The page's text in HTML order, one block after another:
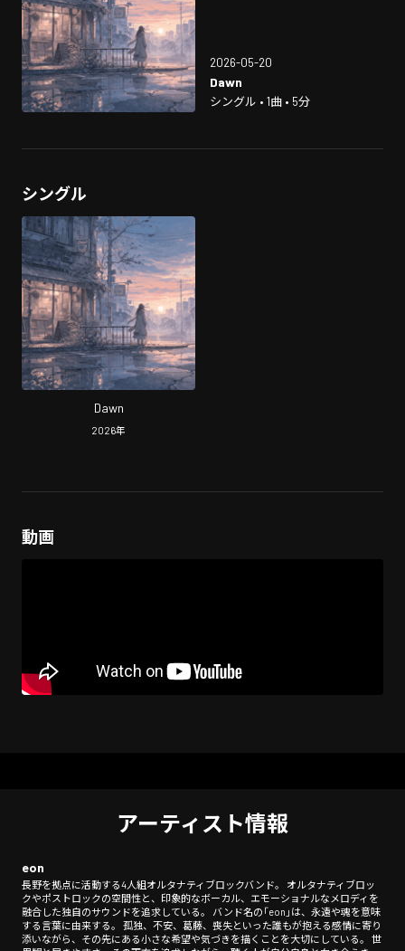
2026-05-20
Dawn
シングル • 1曲 • 5分
シングル
Dawn
2026年
動画
アーティスト情報
eon
長野を拠点に活動する4人組オルタナティブロックバンド。 オルタナティブロッ
クやポストロックの空間性と、印象的なボーカル、エモーショナルなメロディを
融合した独自のサウンドを追求している。 バンド名の「eon」は、永遠や魂を意味
する言葉に由来する。 孤独、不安、葛藤、喪失といった誰もが抱える感情に寄り
添いながら、その先にある小さな希望や気づきを描くことを大切にしている。 世